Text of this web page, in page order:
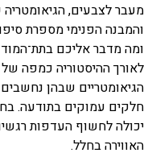
מעבר לצבעים,
והמבנה הפנימי מספרת
ומה מדבר אליכם
לאורך ההיסטוריה כמפה
הגיאומטריים שבהן
חלקים עמוקים בתודעה.
יכולה לחשוף העדפות
האווירה בחלל.